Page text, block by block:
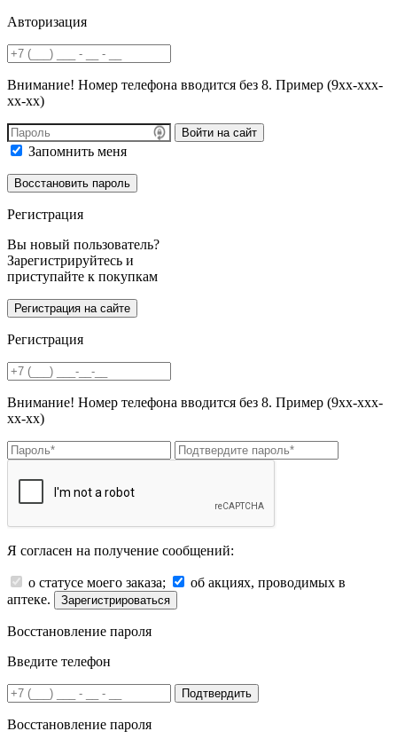
Авторизация
Внимание! Номер телефона вводится без 8. Пример (9хх-ххх-
хх-хх)
Войти на сайт
Запомнить меня
Регистрация
Вы новый пользователь?
Зарегистрируйтесь и
приступайте к покупкам
Регистрация
Внимание! Номер телефона вводится без 8. Пример (9хх-ххх-
хх-хх)
Я согласен на получение сообщений:
о статусе моего заказа;
об акциях, проводимых в
аптеке.
Зарегистрироваться
Восстановление пароля
Введите телефон
Подтвердить
Восстановление пароля